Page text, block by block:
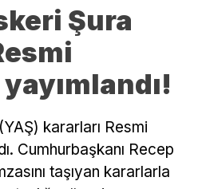
Şura
kararları Resmi
Cumhurbaşkanı Recep
taşıyan kararlarla